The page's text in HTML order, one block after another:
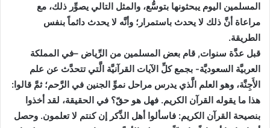
المسلمين اليوم يبحثونها بتوسُّع، والمثل التالي يصوِّر ذلك، مع
مراعاة أنَّ ذلك لا يحدث باستمرار؛ وأنَّه لا يحدث دائماً بنفس
الطريقة.
قبل عدَّة سنوات, قام بعض المسلمين من الرِّياض –في المملكة
العربيَّة السعوديَّة- بجمع كلِّ الآيات القرآنيَّة الَّتي تتحدَّث عن علم
الأَجِنَّة، وهو العلم الَّذي يدرس مراحل نموِّ الجنين في الرَّحم؛ ثمَّ قالوا:
هذا ما يقوله القرآن الكريم. فهل هو حقّ؟ في الحقيقة، لقد أخذوا
بنصيحة القرآن الكريم: فاسألوا أهل الذِّكر إن كنتم لا تعلمون. وحصل